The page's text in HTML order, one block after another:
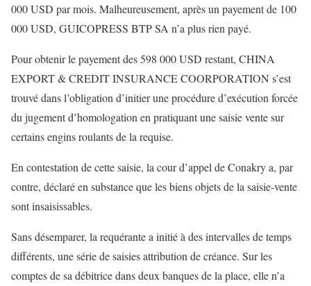
000 USD par mois. Malheureusement, après un payement de 100
000 USD, GUICOPRESS BTP SA n’a plus rien payé.
Pour obtenir le payement des 598 000 USD restant, CHINA
EXPORT & CREDIT INSURANCE COORPORATION s’est
trouvé dans l’obligation d’initier une procédure d’exécution forcée
du jugement d’homologation en pratiquant une saisie vente sur
certains engins roulants de la requise.
En contestation de cette saisie, la cour d’appel de Conakry a, par
contre, déclaré en substance que les biens objets de la saisie-vente
sont insaisissables.
Sans désemparer, la requérante a initié à des intervalles de temps
différents, une série de saisies attribution de créance. Sur les
comptes de sa débitrice dans deux banques de la place, elle n’a